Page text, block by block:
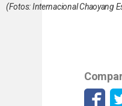
(Fotos: Internacional Chaoyang